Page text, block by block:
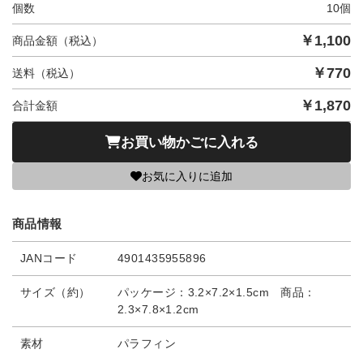
個数 10個
商品金額（税込） ￥ 1,100
送料（税込） ￥770
合計金額 ￥ 1,870
お買い物かごに入れる
お気に入りに追加
商品情報
JANコード 4901435955896
サイズ（約）
パッケージ：3.2×7.2×1.5cm 商品：
2.3×7.8×1.2cm
素材 パラフィン